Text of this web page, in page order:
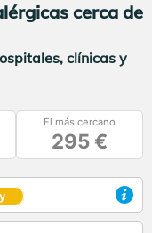
cerca de
clínicas y
El más cercano
295 €